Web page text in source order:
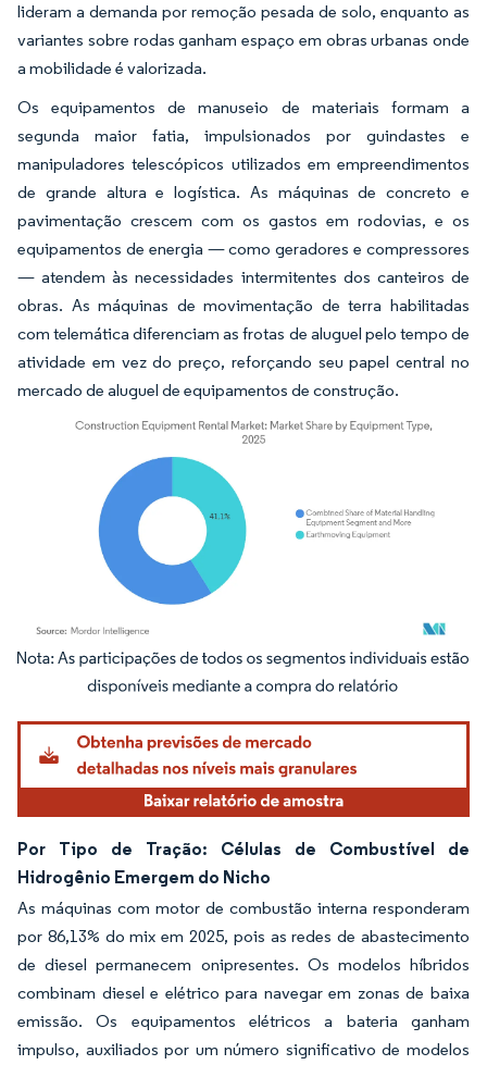
lideram a demanda por remoção pesada de solo, enquanto as
variantes sobre rodas ganham espaço em obras urbanas onde
a mobilidade é valorizada.
Os equipamentos de manuseio de materiais formam a
segunda maior fatia, impulsionados por guindastes e
manipuladores telescópicos utilizados em empreendimentos
de grande altura e logística. As máquinas de concreto e
pavimentação crescem com os gastos em rodovias, e os
equipamentos de energia — como geradores e compressores
— atendem às necessidades intermitentes dos canteiros de
obras. As máquinas de movimentação de terra habilitadas
com telemática diferenciam as frotas de aluguel pelo tempo de
atividade em vez do preço, reforçando seu papel central no
mercado de aluguel de equipamentos de construção.
Imagem © Mordor Intelligence. O reuso requer atribuição conforme CC BY 4.0.
Por Tipo de Tração: Células de Combustível de
Hidrogênio Emergem do Nicho
As máquinas com motor de combustão interna responderam
por 86,13% do mix em 2025, pois as redes de abastecimento
de diesel permanecem onipresentes. Os modelos híbridos
combinam diesel e elétrico para navegar em zonas de baixa
emissão. Os equipamentos elétricos a bateria ganham
impulso, auxiliados por um número significativo de modelos